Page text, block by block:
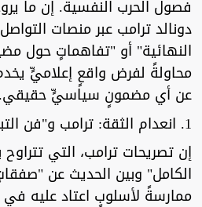
فصول الحرب النفسية. إن ما
دونالد ترامب عبر منصات
النهائية" أو "تفاهماتٍ حول
محاولةً لفرض واقعٍ إعلاميٍّ
عن أي مضمونٍ سياسيٍّ حقيقي.
1. انعدام الثقة: ترامب و"فن التبجُح".
إن تصريحات ترامب، التي تتراوح
الكامل" وبين الحديث عن
ممارسةً لأسلوبٍ اعتاد عليه في